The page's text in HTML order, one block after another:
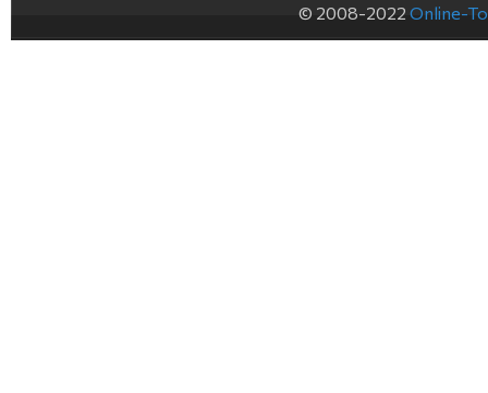
© 2008-2022 Online-